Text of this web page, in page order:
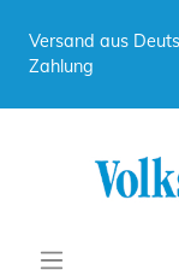
Versand aus
Zahlung